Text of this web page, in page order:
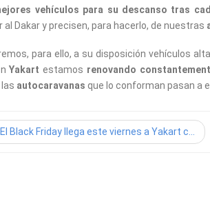
vehículos para su descanso tras
al Dakar y precisen, para hacerlo, de nuestras
para ello, a su disposición vehículos
Yakart estamos renovando
autocaravanas que lo conforman pasan a
Black Friday llega este viernes a Yakart c...